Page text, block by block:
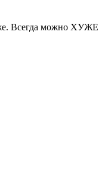
Всегда можно ХУЖЕ